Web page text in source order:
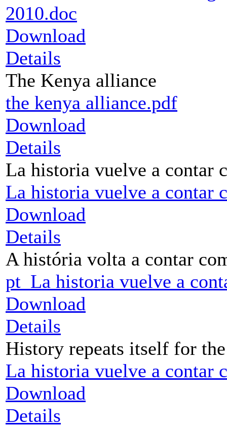
2010.doc
Download
Details
The Kenya alliance
the kenya alliance.pdf
Download
Details
La historia vuelve a contar
La historia vuelve a contar
Download
Details
A história volta a contar
pt_La historia vuelve a
Download
Details
History repeats itself for the
La historia vuelve a contar
Download
Details